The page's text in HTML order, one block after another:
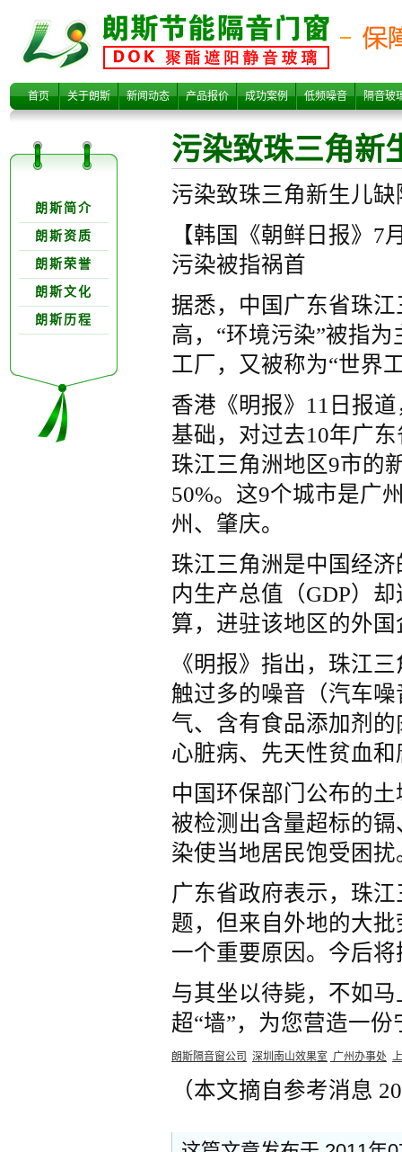
污染致珠三角新
生儿缺陷率高
首页 关于朗斯 新闻动态 产品报价 成功案例 低频噪音 隔音玻
污染致珠三角新
污染致珠三角新生儿缺
【韩国《朝鲜日报》
污染被指祸首
据悉，中国广东省珠
高，“环境污染”被指
工厂，又被称为“世界
香港《明报》11日报
基础，对过去10年广
珠江三角洲地区9市的
50%。这9个城市是广
州、肇庆。
珠江三角洲是中国经
内生产总值（GDP）
算，进驻该地区的外
《明报》指出，珠江
触过多的噪音（汽车
气、含有食品添加剂
心脏病、先天性贫血
中国环保部门公布的
被检测出含量超标的
染使当地居民饱受困扰
广东省政府表示，珠
题，但来自外地的大
一个重要原因。今后
与其坐以待毙，不如
超“墙”，为您营造一
朗斯隔音窗公司 深圳南山效果室 广州办事处
（本文摘自参考消息
朗斯简介
朗斯资质
朗斯荣誉
朗斯文化
朗斯历程